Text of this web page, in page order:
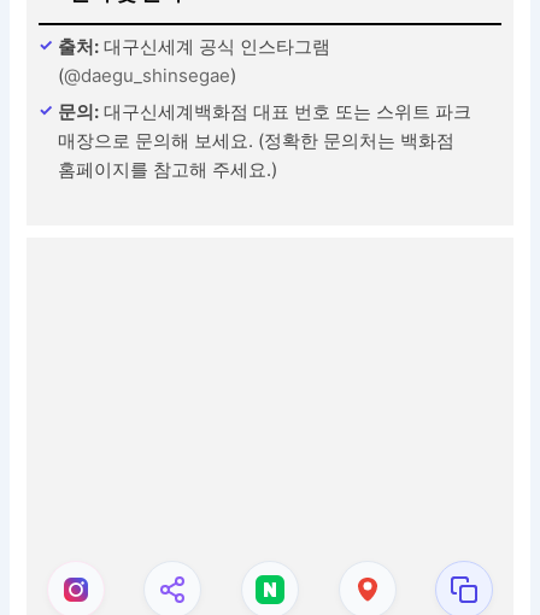
출처: 대구신세계 공식 인스타그램
(@daegu_shinsegae)
문의: 대구신세계백화점 대표 번호 또는 스위트 파크
매장으로 문의해 보세요. (정확한 문의처는 백화점
홈페이지를 참고해 주세요.)